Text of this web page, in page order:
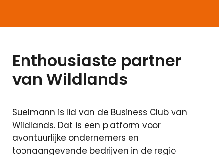
Enthousiaste partner
van Wildlands
Suelmann is lid van de Business Club van
Wildlands. Dat is een platform voor
avontuurlijke ondernemers en
toonaangevende bedrijven in de regio
Hypotheek
rente
hypotheek